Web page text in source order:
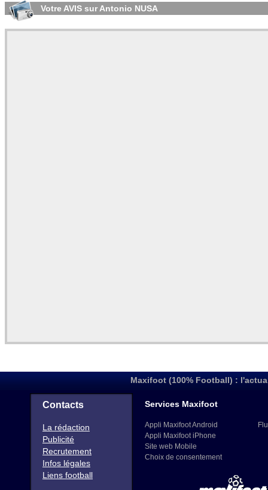
Votre AVIS sur Antonio NUSA
Maxifoot (100% Football) :
Contacts
La rédaction
Publicité
Recrutement
Infos légales
Liens football
Services Maxifoot
Appli Maxifoot Android
Appli Maxifoot iPhone
Site web Mobile
Choix de consentement